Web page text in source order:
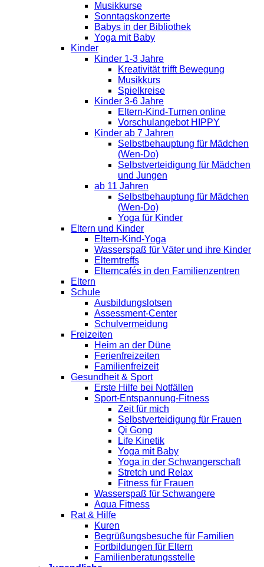
Musikkurse
Sonntagskonzerte
Babys in der Bibliothek
Yoga mit Baby
Kinder
Kinder 1-3 Jahre
Kreativität trifft Bewegung
Musikkurs
Spielkreise
Kinder 3-6 Jahre
Eltern-Kind-Turnen online
Vorschulangebot HIPPY
Kinder ab 7 Jahren
Selbstbehauptung für Mädchen
(Wen-Do)
Selbstverteidigung für Mädchen
und Jungen
ab 11 Jahren
Selbstbehauptung für Mädchen
(Wen-Do)
Yoga für Kinder
Eltern und Kinder
Eltern-Kind-Yoga
Wasserspaß für Väter und ihre Kinder
Elterntreffs
Elterncafés in den Familienzentren
Eltern
Schule
Ausbildungslotsen
Assessment-Center
Schulvermeidung
Freizeiten
Heim an der Düne
Ferienfreizeiten
Familienfreizeit
Gesundheit & Sport
Erste Hilfe bei Notfällen
Sport-Entspannung-Fitness
Zeit für mich
Selbstverteidigung für Frauen
Qi Gong
Life Kinetik
Yoga mit Baby
Yoga in der Schwangerschaft
Stretch und Relax
Fitness für Frauen
Wasserspaß für Schwangere
Aqua Fitness
Rat & Hilfe
Kuren
Begrüßungsbesuche für Familien
Fortbildungen für Eltern
Familienberatungsstelle